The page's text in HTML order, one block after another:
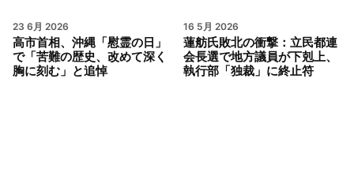
23 6月 2026
高市首相、沖縄「慰霊の日」
で「苦難の歴史、改めて深く
胸に刻む」と追悼
16 5月 2026
蓮舫氏敗北の衝撃：立民都連
会長選で地方議員が下剋上、
執行部「独裁」に終止符